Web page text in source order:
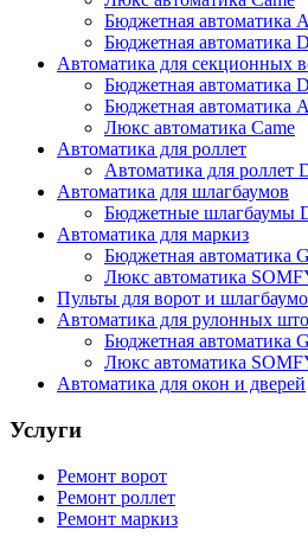
Бюджетная автоматика
Бюджетная автоматика
Автоматика для секционных
Бюджетная автоматика
Бюджетная автоматика
Люкс автоматика Came
Автоматика для роллет
Автоматика для роллет
Автоматика для шлагбаумов
Бюджетные шлагбаумы
Автоматика для маркиз
Бюджетная автоматика
Люкс автоматика
Пульты для ворот и
Автоматика для рулонных
Бюджетная автоматика
Люкс автоматика
Автоматика для окон и дверей
Услуги
Ремонт ворот
Ремонт роллет
Ремонт маркиз